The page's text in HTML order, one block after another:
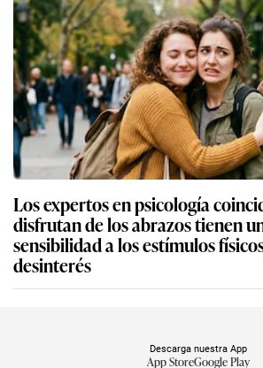
Los expertos en psicología
disfrutan de los abrazos tienen
sensibilidad a los estímulos
desinterés
Descarga nuestra App
App StoreGoogle Play